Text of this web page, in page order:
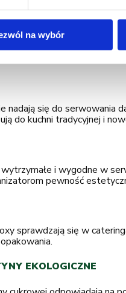
na wybór
gwarantują one pełne
te są szczególnie
nadają się do serwowania
do kuchni tradycyjnej i
i wygodne w
pewność
sprawdzają się w
EKOLOGICZNE